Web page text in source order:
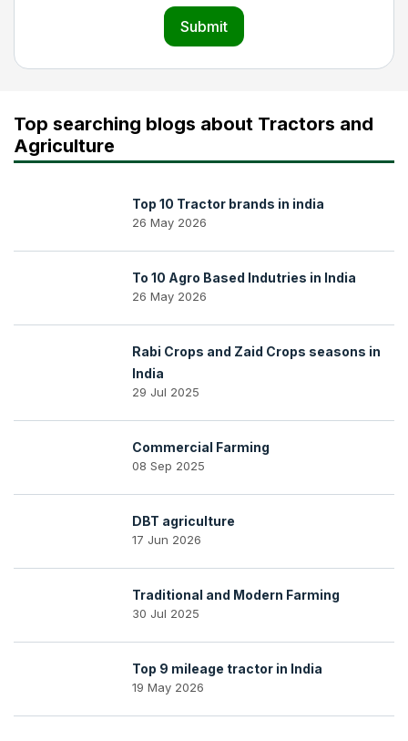
Submit
Top searching blogs about Tractors and
Agriculture
Top 10 Tractor brands in india
26 May 2026
To 10 Agro Based Indutries in India
26 May 2026
Rabi Crops and Zaid Crops seasons in
India
29 Jul 2025
Commercial Farming
08 Sep 2025
DBT agriculture
17 Jun 2026
Traditional and Modern Farming
30 Jul 2025
Top 9 mileage tractor in India
19 May 2026